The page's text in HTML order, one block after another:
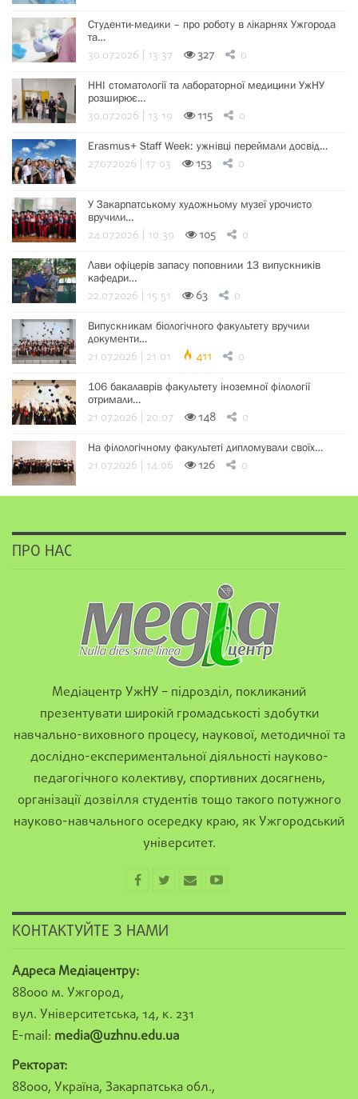
Студенти-медики – про роботу в лікарнях Ужгорода
та…
30.07.2026 | 13:37 327 0
ННІ стоматології та лабораторної медицини УжНУ
розширює…
30.07.2026 | 13:19 115 0
Erasmus+ Staff Week: ужнівці переймали досвід…
27.07.2026 | 17:03 153 0
У Закарпатському художньому музеї урочисто
вручили…
24.07.2026 | 10:39 105 0
Лави офіцерів запасу поповнили 13 випускників
кафедри…
22.07.2026 | 15:51 63 0
Випускникам біологічного факультету вручили
документи…
21.07.2026 | 21:01 411 0
106 бакалаврів факультету іноземної філології
отримали…
21.07.2026 | 20:07 148 0
На філологічному факультеті дипломували своїх…
21.07.2026 | 14:06 126 0
ПРО НАС
Медіацентр УжНУ – підрозділ, покликаний
презентувати широкій громадськості здобутки
навчально-виховного процесу, наукової, методичної та
дослідно-експериментальної діяльності науково-
педагогічного колективу, спортивних досягнень,
організації дозвілля студентів тощо такого потужного
науково-навчального осередку краю, як Ужгородський
університет.
КОНТАКТУЙТЕ З НАМИ
Адреса Медіацентру:
88000 м. Ужгород,
вул. Університетська, 14, к. 231
E-mail: media@uzhnu.edu.ua
Ректорат:
88000, Україна, Закарпатська обл.,